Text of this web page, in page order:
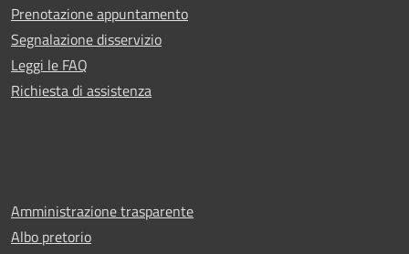
Prenotazione appuntamento
Segnalazione disservizio
Leggi le FAQ
Richiesta di assistenza
Amministrazione trasparente
Albo pretorio